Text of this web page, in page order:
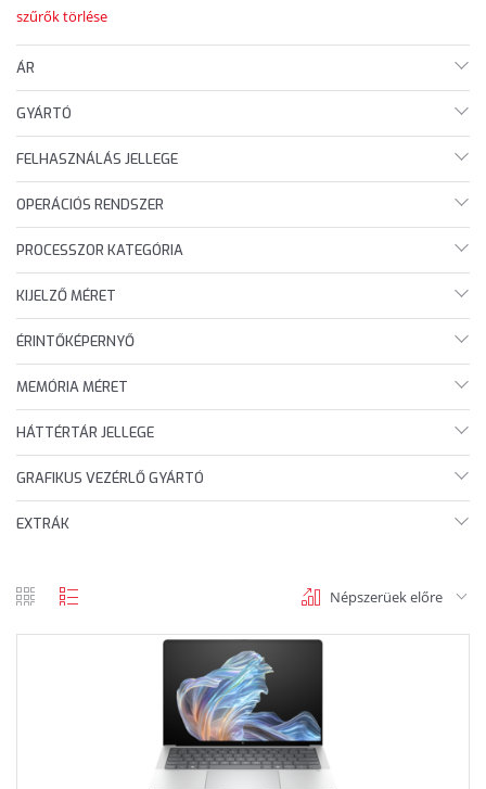
szűrők törlése
ÁR
GYÁRTÓ
FELHASZNÁLÁS JELLEGE
OPERÁCIÓS RENDSZER
PROCESSZOR KATEGÓRIA
KIJELZŐ MÉRET
ÉRINTŐKÉPERNYŐ
MEMÓRIA MÉRET
HÁTTÉRTÁR JELLEGE
GRAFIKUS VEZÉRLŐ GYÁRTÓ
EXTRÁK
Népszerüek előre